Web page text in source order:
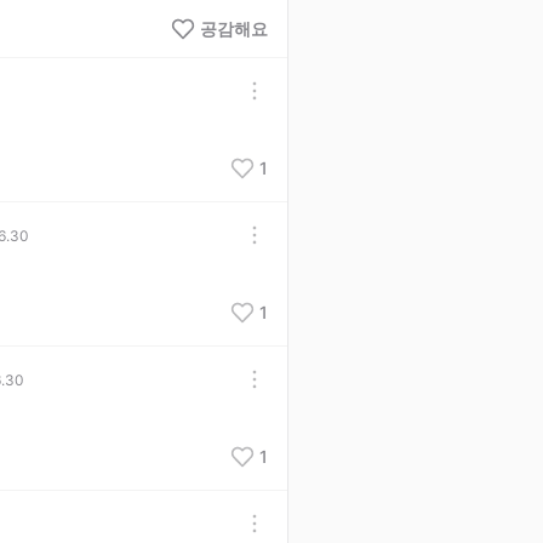
공감해요
1
1
1